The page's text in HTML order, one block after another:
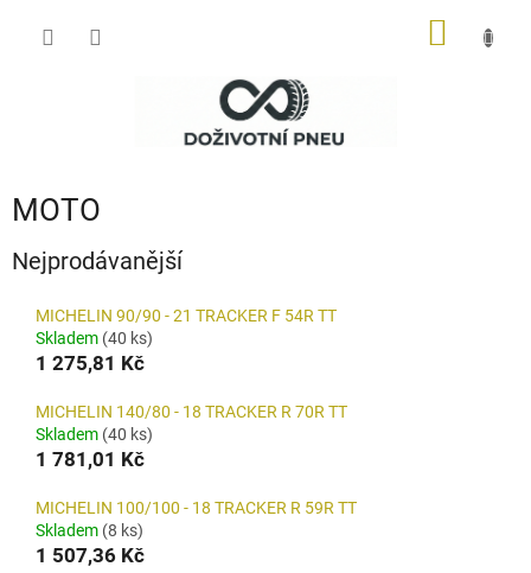
MOTO
Nejprodávanější
MICHELIN 90/90 - 21 TRACKER F 54R TT
Skladem (40 ks)
1 275,81 Kč
MICHELIN 140/80 - 18 TRACKER R 70R TT
Skladem (40 ks)
1 781,01 Kč
MICHELIN 100/100 - 18 TRACKER R 59R TT
Skladem (8 ks)
1 507,36 Kč